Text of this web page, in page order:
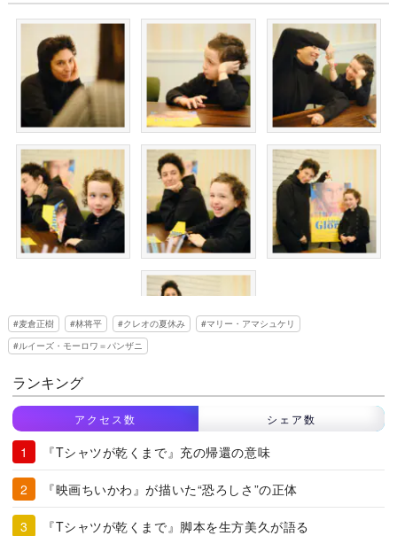
麦倉正樹 林将平 クレオの夏休み
マリー・アマシュケリ
ルイーズ・モーロワ＝パンザニ
ランキング
アクセス数 シェア数
『Tシャツが乾くまで』充の帰還の意味
『映画ちいかわ』が描いた“恐ろしさ”の正体
『Tシャツが乾くまで』脚本を生方美久が語る